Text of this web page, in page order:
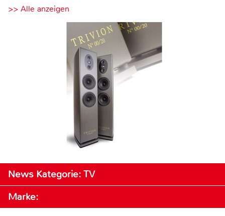
>> Alle anzeigen
News Kategorie: TV
Marke: